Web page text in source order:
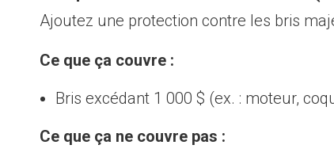
Ajoutez une protection contre les bris
Ce que ça couvre :
Bris excédant 1 000 $ (ex. : moteur,
Ce que ça ne couvre pas :